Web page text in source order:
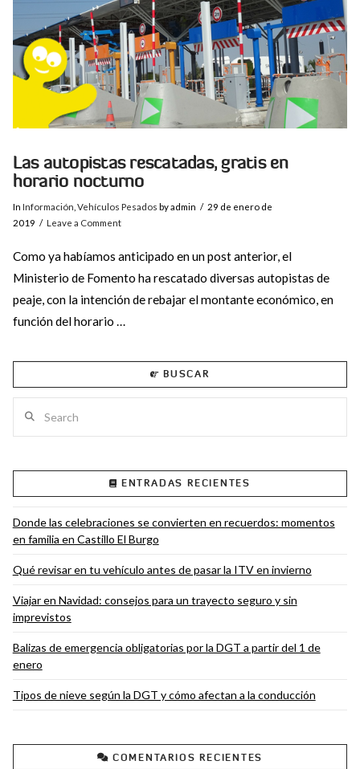
Las autopistas rescatadas, gratis en
horario nocturno
In Información Vehículos Pesados by admin
29 de enero de
2019
Leave a Comment
Como ya habíamos anticipado en un post anterior, el
Ministerio de Fomento ha rescatado diversas autopistas de
peaje, con la intención de rebajar el montante económico, en
función del horario …
BUSCAR
ENTRADAS RECIENTES
Donde las celebraciones se convierten en recuerdos: momentos
en familia en Castillo El Burgo
Qué revisar en tu vehículo antes de pasar la ITV en invierno
Viajar en Navidad: consejos para un trayecto seguro y sin
imprevistos
Balizas de emergencia obligatorias por la DGT a partir del 1 de
enero
Tipos de nieve según la DGT y cómo afectan a la conducción
COMENTARIOS RECIENTES